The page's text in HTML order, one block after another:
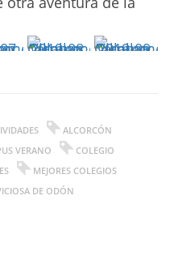
ALCORCÓN
VERANO
COLEGIO
MEJORES COLEGIOS
DE ODÓN